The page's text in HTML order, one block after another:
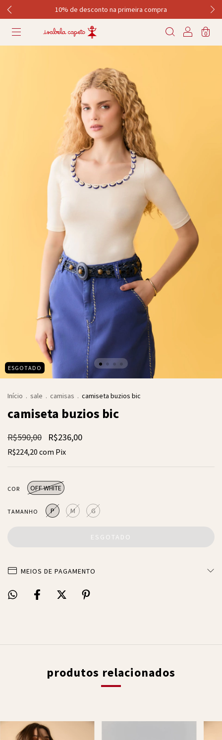
10% de desconto na primeira compra
0
ESGOTADO
Início . sale . camisas . camiseta buzios bic
camiseta buzios bic
R$590,00 R$236,00
R$224,20 com Pix
COR OFF WHITE
TAMANHO P M G
MEIOS DE PAGAMENTO
produtos relacionados